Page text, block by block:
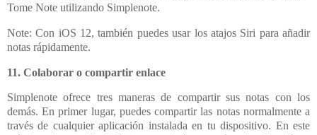
Tome Note utilizando Simplenote.
Note: Con iOS 12, también puedes usar los atajos Siri para añadir
notas rápidamente.
11. Colaborar o compartir enlace
Simplenote ofrece tres maneras de compartir sus notas con los
demás. En primer lugar, puedes compartir las notas normalmente a
través de cualquier aplicación instalada en tu dispositivo. En este